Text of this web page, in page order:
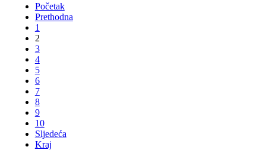
Početak
Prethodna
1
2
3
4
5
6
7
8
9
10
Sljedeća
Kraj